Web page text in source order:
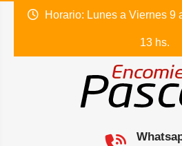
Horario: Lunes a Viernes 9
13 hs.
Envió de encomiendas a